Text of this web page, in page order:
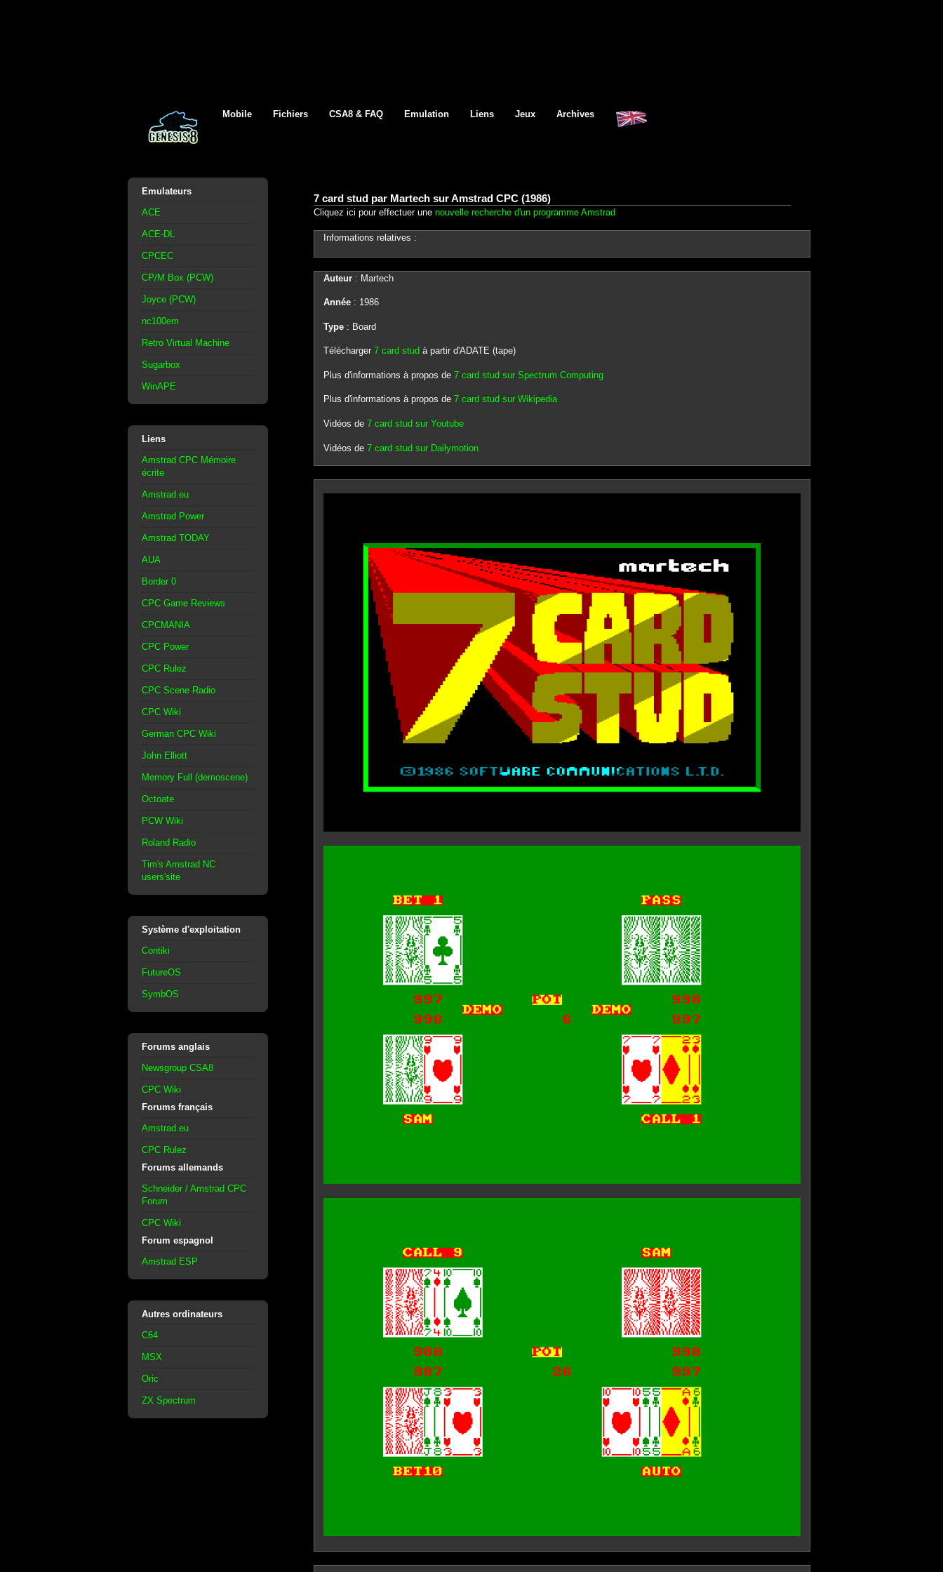
Mobile Fichiers CSA8 & FAQ Emulation Liens Jeux Archives
Emulateurs
ACE
ACE-DL
CPCEC
CP/M Box (PCW)
Joyce (PCW)
nc100em
Retro Virtual Machine
Sugarbox
WinAPE
Liens
Amstrad CPC Mémoire
écrite
Amstrad.eu
Amstrad Power
Amstrad TODAY
AUA
Border 0
CPC Game Reviews
CPCMANIA
CPC Power
CPC Rulez
CPC Scene Radio
CPC Wiki
German CPC Wiki
John Elliott
Memory Full (demoscene)
Octoate
PCW Wiki
Roland Radio
Tim's Amstrad NC
users'site
Système d'exploitation
Contiki
FutureOS
SymbOS
Forums anglais
Newsgroup CSA8
CPC Wiki
Forums français
Amstrad.eu
CPC Rulez
Forums allemands
Schneider / Amstrad CPC
Forum
CPC Wiki
Forum espagnol
Amstrad ESP
Autres ordinateurs
C64
MSX
Oric
ZX Spectrum
7 card stud par Martech sur Amstrad CPC (1986)
Cliquez ici pour effectuer une nouvelle recherche d'un programme Amstrad
Informations relatives :
Auteur: Martech
Année: 1986
Type: Board
Télécharger 7 card stud à partir d'ADATE (tape)
Plus d'informations à propos de 7 card stud sur Spectrum Computing
Plus d'informations à propos de 7 card stud sur Wikipedia
Vidéos de 7 card stud sur Youtube
Vidéos de 7 card stud sur Dailymotion